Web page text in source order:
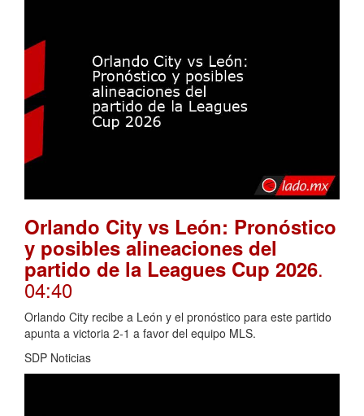
Orlando City vs León: Pronóstico
y posibles alineaciones del
partido de la Leagues Cup 2026.
04:40
Orlando City recibe a León y el pronóstico para este partido
apunta a victoria 2-1 a favor del equipo MLS.
SDP Noticias